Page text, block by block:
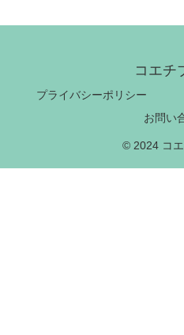
コエチ
プライバシーポリシー
お問い
© 2024 コ